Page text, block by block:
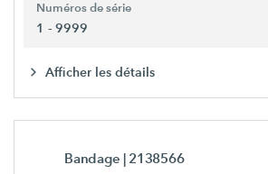
Numéros de série
1 - 9999
Afficher les détails
Bandage | 2138566